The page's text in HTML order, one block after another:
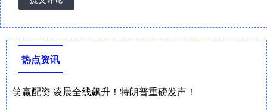
热点资讯
笑赢配资 凌晨全线飙升！特朗普重磅发声！